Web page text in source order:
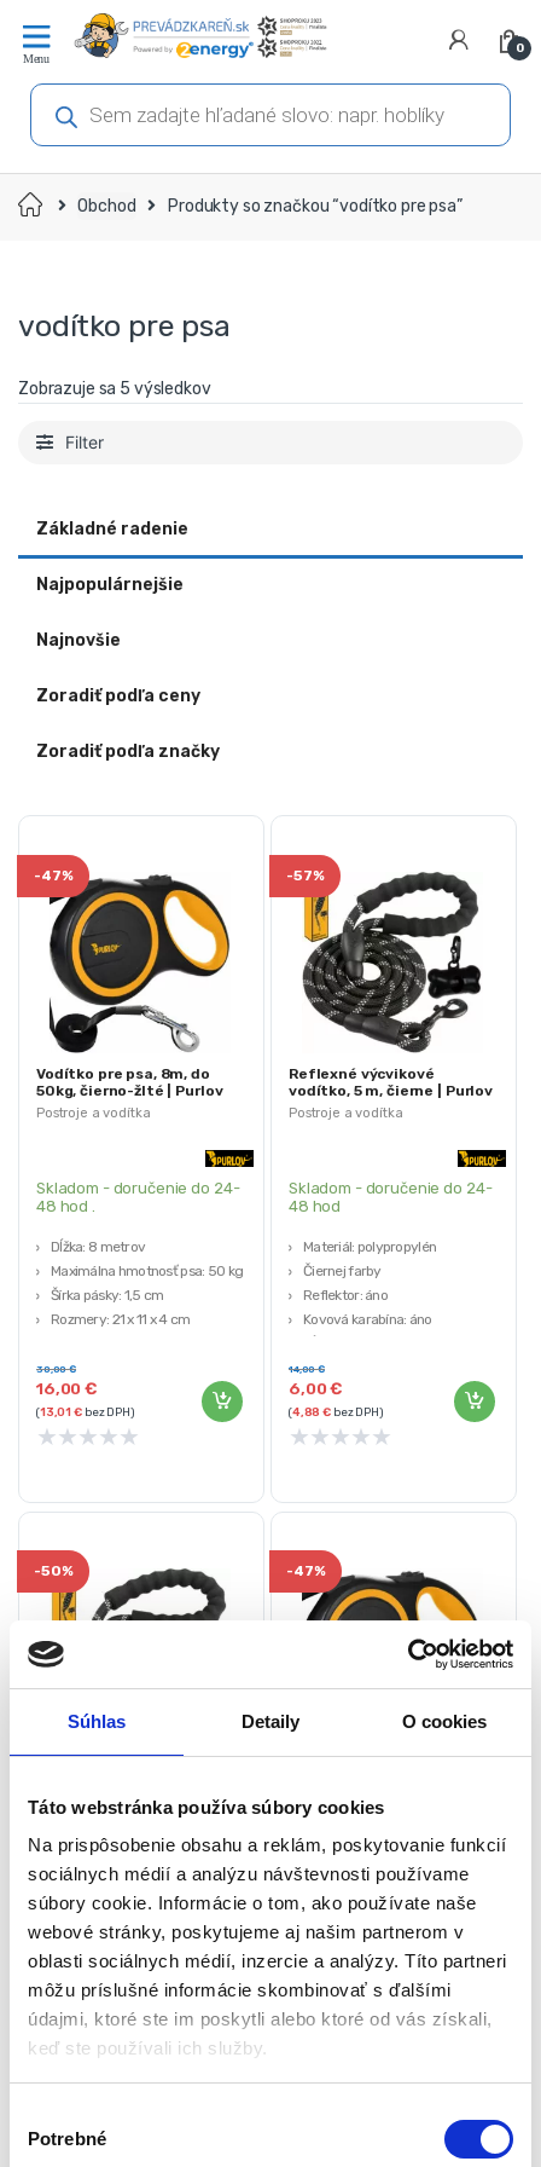
Súhlas Detaily O cookies
Táto webstránka používa súbory cookies
Na prispôsobenie obsahu a reklám, poskytovanie funkcií
sociálnych médií a analýzu návštevnosti používame
súbory cookie. Informácie o tom, ako používate naše
webové stránky, poskytujeme aj našim partnerom v
oblasti sociálnych médií, inzercie a analýzy. Títo partneri
môžu príslušné informácie skombinovať s ďalšími
údajmi, ktoré ste im poskytli alebo ktoré od vás získali,
keď ste používali ich služby.
Potrebné
navigáciu
obsah
0
Products
search
Domov Obchod Produkty so značkou “vodítko pre psa”
vodítko pre psa
Zobrazuje sa 5 výsledkov
Filter
Základné radenie
Najpopulárnejšie
Najnovšie
Zoradiť podľa ceny
Zoradiť podľa značky
Postroje a vodítka
-47%
Vodítko pre psa, 8m, do
50kg, čierno-žlté | Purlov
Skladom - doručenie do 24-
48 hod .
Dĺžka: 8 metrov
Maximálna hmotnosť psa: 50 kg
Šírka pásky: 1,5 cm
Rozmery: 21 x 11 x 4 cm
16,00€
30,00€
(13,01€bez DPH)
★★★★★
Postroje a vodítka
-57%
Reflexné výcvikové
vodítko, 5 m, čierne | Purlov
Skladom - doručenie do 24-
48 hod
Materiál: polypropylén
Čiernej farby
Reflektor: áno
Kovová karabína: áno
6,00€
14,00€
(4,88€ bez DPH)
★★★★★
Postroje a vodítka
-50%
Skladom - doručenie do 24-
48 hod
Materiál: polypropylén
Čiernej farby
Reflektor: áno
Kovová karabína: áno
Dĺžka: 3m
6,00€
★★★★
Postroje a vodítka
-47%
Skladom - doručenie do 24-
48 hod
Dĺžka: 5 metrov
Maximálna hmotnosť psa: 15 kg
Šírka pásky: 1,1 cm
Rozmery: 17 x 10 x 4 cm
8,00€ 15,00€